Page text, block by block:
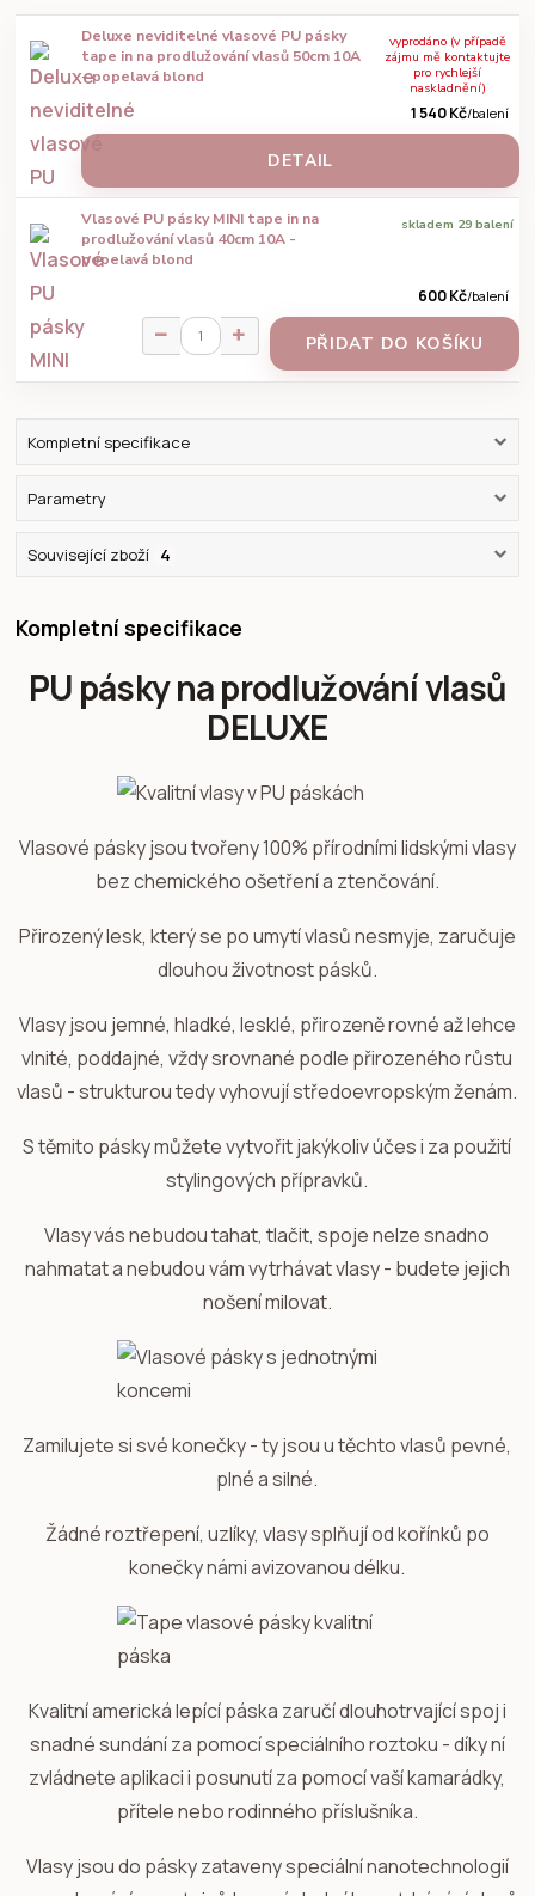
Deluxe neviditelné vlasové PU pásky
tape in na prodlužování vlasů 50cm 10A
- popelavá blond
1 540 Kč/balení
vyprodáno (v případě
zájmu mě kontaktujte
pro rychlejší
naskladnění)
DETAIL
Vlasové PU pásky MINI tape in na
prodlužování vlasů 40cm 10A -
popelavá blond
600 Kč/balení
skladem 29 balení
PŘIDAT DO KOŠÍKU
Kompletní specifikace
Parametry
Související zboží 4
Kompletní specifikace
PU pásky na prodlužování vlasů
DELUXE
Vlasové pásky jsou tvořeny 100% přírodními lidskými vlasy
bez chemického ošetření a ztenčování.
Přirozený lesk, který se po umytí vlasů nesmyje, zaručuje
dlouhou životnost pásků.
Vlasy jsou jemné, hladké, lesklé, přirozeně rovné až lehce
vlnité, poddajné, vždy srovnané podle přirozeného růstu
vlasů - strukturou tedy vyhovují středoevropským ženám.
S těmito pásky můžete vytvořit jakýkoliv účes i za použití
stylingových přípravků.
Vlasy vás nebudou tahat, tlačit, spoje nelze snadno
nahmatat a nebudou vám vytrhávat vlasy - budete jejich
nošení milovat.
Zamilujete si své konečky - ty jsou u těchto vlasů pevné,
plné a silné.
Žádné roztřepení, uzlíky, vlasy splňují od kořínků po
konečky námi avizovanou délku.
Kvalitní americká lepící páska zaručí dlouhotrvající spoj i
snadné sundání za pomocí speciálního roztoku - díky ní
zvládnete aplikaci i posunutí za pomocí vaší kamarádky,
přítele nebo rodinného příslušníka.
Vlasy jsou do pásky zataveny speciální nanotechnologií